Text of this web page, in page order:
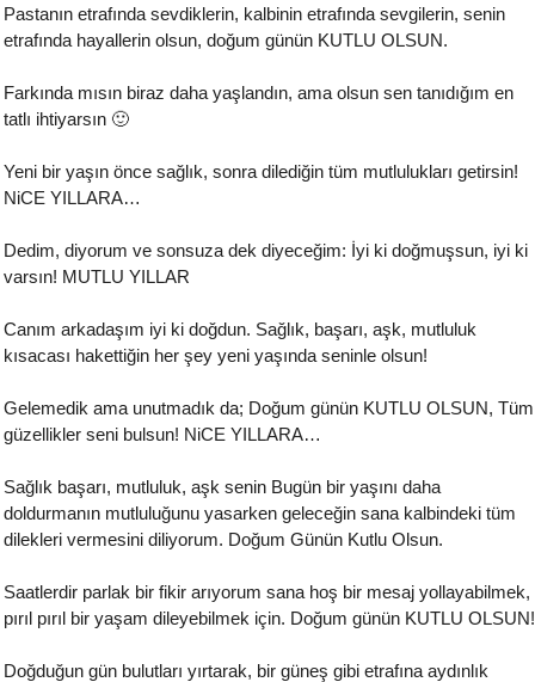
Pastanın etrafında sevdiklerin, kalbinin etrafında sevgilerin, senin
etrafında hayallerin olsun, doğum günün KUTLU OLSUN.
Farkında mısın biraz daha yaşlandın, ama olsun sen tanıdığım en
tatlı ihtiyarsın 🙂
Yeni bir yaşın önce sağlık, sonra dilediğin tüm mutlulukları getirsin!
NiCE YILLARA…
Dedim, diyorum ve sonsuza dek diyeceğim: İyi ki doğmuşsun, iyi ki
varsın! MUTLU YILLAR
Canım arkadaşım iyi ki doğdun. Sağlık, başarı, aşk, mutluluk
kısacası hakettiğin her şey yeni yaşında seninle olsun!
Gelemedik ama unutmadık da; Doğum günün KUTLU OLSUN, Tüm
güzellikler seni bulsun! NiCE YILLARA…
Sağlık başarı, mutluluk, aşk senin Bugün bir yaşını daha
doldurmanın mutluluğunu yasarken geleceğin sana kalbindeki tüm
dilekleri vermesini diliyorum. Doğum Günün Kutlu Olsun.
Saatlerdir parlak bir fikir arıyorum sana hoş bir mesaj yollayabilmek,
pırıl pırıl bir yaşam dileyebilmek için. Doğum günün KUTLU OLSUN!
Doğduğun gün bulutları yırtarak, bir güneş gibi etrafına aydınlık